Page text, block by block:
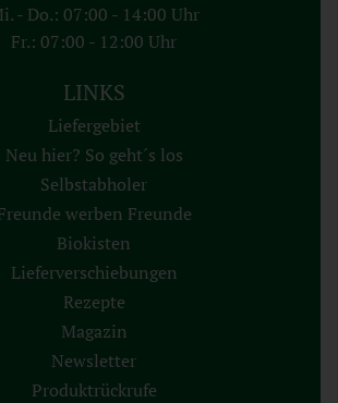
- Do.: 07:00 - 14:00 Uhr
Fr.: 07:00 - 12:00 Uhr
LINKS
Liefergebiet
Neu hier? So geht´s los
Selbstabholer
werben Freunde
Biokisten
Lieferverschiebungen
Rezepte
Magazin
Newsletter
Produktrückrufe